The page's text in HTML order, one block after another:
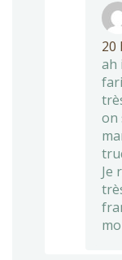
20
ah
on
Je